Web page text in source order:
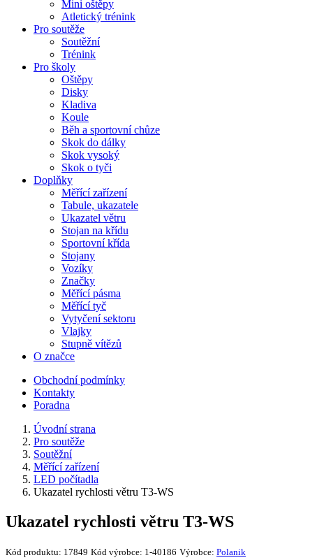
Mini oštěpy
Atletický trénink
Pro soutěže
Soutěžní
Trénink
Pro školy
Oštěpy
Disky
Kladiva
Koule
Běh a sportovní chůze
Skok do dálky
Skok vysoký
Skok o tyči
Doplňky
Měřící zařízení
Tabule, ukazatele
Ukazatel větru
Stojan na křídu
Sportovní křída
Stojany
Vozíky
Značky
Měřící pásma
Měřící tyč
Vytyčení sektoru
Vlajky
Stupně vítězů
O značce
Obchodní podmínky
Kontakty
Poradna
Úvodní strana
Pro soutěže
Soutěžní
Měřící zařízení
LED počítadla
Ukazatel rychlosti větru T3-WS
Ukazatel rychlosti větru T3-WS
Kód produktu: 17849 Kód výrobce: 1-40186 Výrobce: Polanik